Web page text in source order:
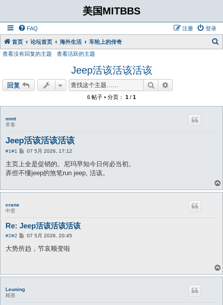
美国MITBBS
FAQ 登录
注册
首页 论坛首页 海外生活 车轮上的传奇
查看没有回复的主题 查看活跃的主题
Jeep活该活该活该
回复 搜索
6 帖子 • 分页： 1 / 1
mmt
常客
Jeep活该活该活该
#1#1
帖
07 5月 2026, 17:12
主页上全是促销的。尼玛早知今日何必当初。
弄些不懂jeep的煞笔run jeep, 活该。
crane
中坚
Re: Jeep活该活该活该
#2#2
帖
07 5月 2026, 20:45
大势所趋，节哀顺变啦
Leuning
精英